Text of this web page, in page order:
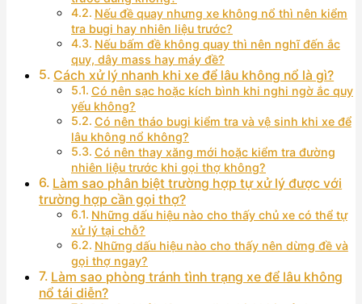
Nếu đề quay nhưng xe không nổ thì nên kiểm
tra bugi hay nhiên liệu trước?
Nếu bấm đề không quay thì nên nghĩ đến ắc
quy, dây mass hay máy đề?
Cách xử lý nhanh khi xe để lâu không nổ là gì?
Có nên sạc hoặc kích bình khi nghi ngờ ắc quy
yếu không?
Có nên tháo bugi kiểm tra và vệ sinh khi xe để
lâu không nổ không?
Có nên thay xăng mới hoặc kiểm tra đường
nhiên liệu trước khi gọi thợ không?
Làm sao phân biệt trường hợp tự xử lý được với
trường hợp cần gọi thợ?
Những dấu hiệu nào cho thấy chủ xe có thể tự
xử lý tại chỗ?
Những dấu hiệu nào cho thấy nên dừng đề và
gọi thợ ngay?
Làm sao phòng tránh tình trạng xe để lâu không
nổ tái diễn?